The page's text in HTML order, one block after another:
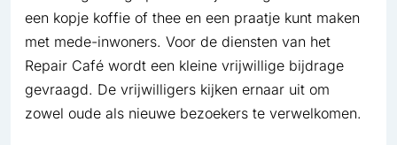
een kopje koffie of thee en een praatje kunt maken
met mede-inwoners. Voor de diensten van het
Repair Café wordt een kleine vrijwillige bijdrage
gevraagd. De vrijwilligers kijken ernaar uit om
zowel oude als nieuwe bezoekers te verwelkomen.